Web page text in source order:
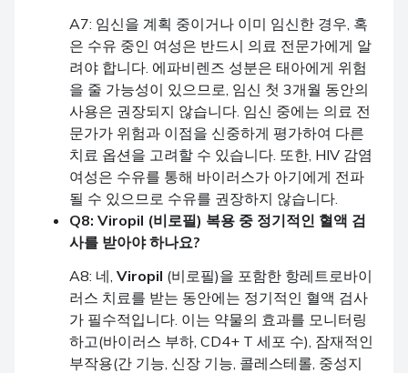
A7: 임신을 계획 중이거나 이미 임신한 경우, 혹
은 수유 중인 여성은 반드시 의료 전문가에게 알
려야 합니다. 에파비렌즈 성분은 태아에게 위험
을 줄 가능성이 있으므로, 임신 첫 3개월 동안의
사용은 권장되지 않습니다. 임신 중에는 의료 전
문가가 위험과 이점을 신중하게 평가하여 다른
치료 옵션을 고려할 수 있습니다. 또한, HIV 감염
여성은 수유를 통해 바이러스가 아기에게 전파
될 수 있으므로 수유를 권장하지 않습니다.
Q8: Viropil (비로필) 복용 중 정기적인 혈액 검
사를 받아야 하나요?
A8: 네, Viropil (비로필)을 포함한 항레트로바이
러스 치료를 받는 동안에는 정기적인 혈액 검사
가 필수적입니다. 이는 약물의 효과를 모니터링
하고(바이러스 부하, CD4+ T 세포 수), 잠재적인
부작용(간 기능, 신장 기능, 콜레스테롤, 중성지